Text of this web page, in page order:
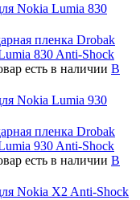
Nokia Lumia 830
пленка Drobak
830 Anti-Shock
есть в наличии В
Nokia Lumia 930
пленка Drobak
930 Anti-Shock
есть в наличии В
Nokia X2 Anti-Shock